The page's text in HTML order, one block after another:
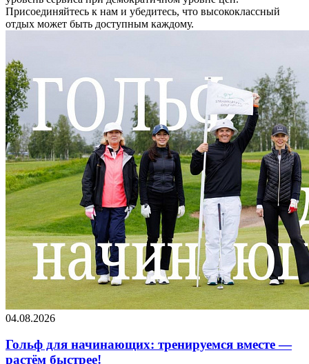
Присоединяйтесь к нам и убедитесь, что высококлассный
отдых может быть доступным каждому.
04.08.2026
Гольф для начинающих: тренируемся вместе —
растём быстрее!